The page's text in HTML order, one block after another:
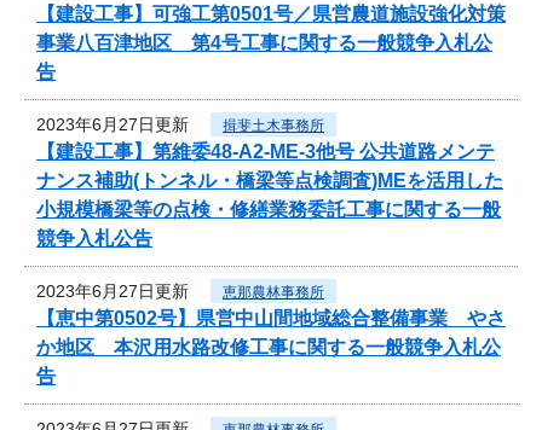
【建設工事】可強工第0501号／県営農道施設強化対策
事業八百津地区 第4号工事に関する一般競争入札公
告
2023年6月27日更新 揖斐土木事務所
【建設工事】第維委48-A2-ME-3他号 公共道路メンテ
ナンス補助(トンネル・橋梁等点検調査)MEを活用した
小規模橋梁等の点検・修繕業務委託工事に関する一般
競争入札公告
2023年6月27日更新 恵那農林事務所
【恵中第0502号】県営中山間地域総合整備事業 やさ
か地区 本沢用水路改修工事に関する一般競争入札公
告